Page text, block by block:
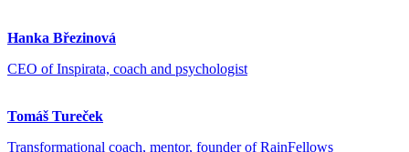
Hanka Březinová
CEO of Inspirata, coach and psychologist
Tomáš Tureček
Transformational coach, mentor, founder of RainFellows